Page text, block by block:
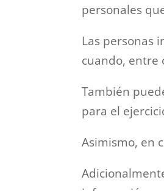
personales
Las personas
cuando, entre
También
para el
Asimismo, en